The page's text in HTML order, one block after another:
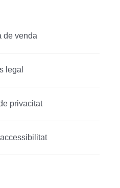
de venda
legal
privacitat